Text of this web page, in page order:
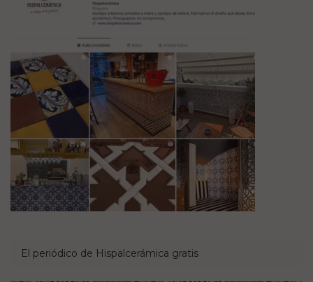
El periódico de Hispalcerámica gratis